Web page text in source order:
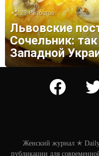
23 Репостов
Львовские
Сочельник:
Западной
facebook
Женский журнал ✭
публикации для